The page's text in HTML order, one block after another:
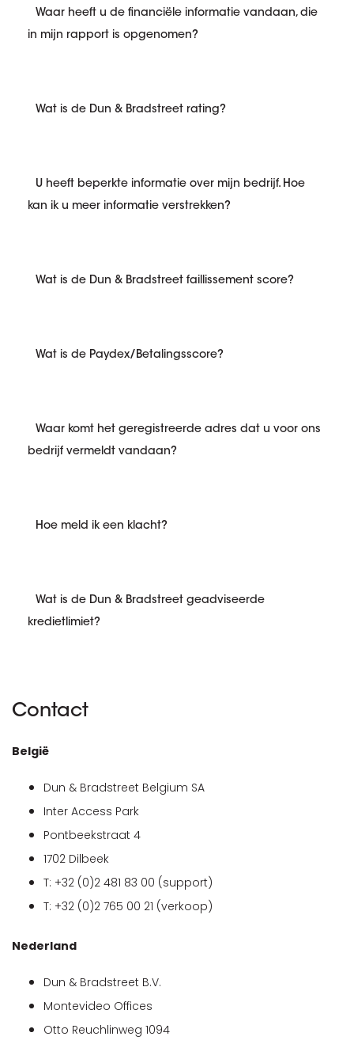
Waar heeft u de financiële informatie vandaan, die
in mijn rapport is opgenomen?
Wat is de Dun & Bradstreet rating?
U heeft beperkte informatie over mijn bedrijf. Hoe
kan ik u meer informatie verstrekken?
Wat is de Dun & Bradstreet faillissement score?
Wat is de Paydex/Betalingsscore?
Waar komt het geregistreerde adres dat u voor ons
bedrijf vermeldt vandaan?
Hoe meld ik een klacht?
Wat is de Dun & Bradstreet geadviseerde
kredietlimiet?
Contact
België
Dun & Bradstreet Belgium SA
Inter Access Park
Pontbeekstraat 4
1702 Dilbeek
T: +32 (0)2 481 83 00 (support)
T: +32 (0)2 765 00 21 (verkoop)
Nederland
Dun & Bradstreet B.V.
Montevideo Offices
Otto Reuchlinweg 1094